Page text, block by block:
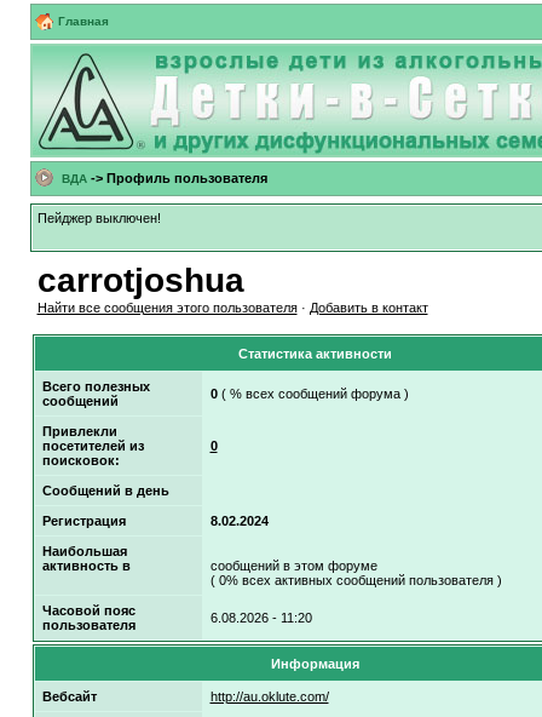
Главная
ВДА-> Профиль пользователя
Пейджер выключен!
carrotjoshua
Найти все сообщения этого пользователя· Добавить в контакт
Статистика активности
Всего полезных
сообщений
0( % всех сообщений форума )
Привлекли
посетителей из
поисковок:
0
Сообщений в день
Регистрация 8.02.2024
Наибольшая
активность в
сообщений в этом форуме
( 0% всех активных сообщений пользователя )
Часовой пояс
пользователя
6.08.2026 - 11:20
Информация
Вебсайт http://au.oklute.com/